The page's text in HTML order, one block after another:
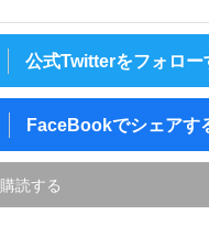
公式Twitterをフォロー
FaceBookでシェアす
購読する